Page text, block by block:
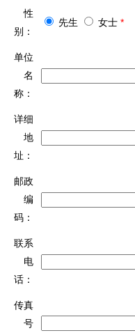
性
别：
先生 女士 *
单位
名
称：
详细
地
址：
邮政
编
码：
联系
电
话：
传真
号